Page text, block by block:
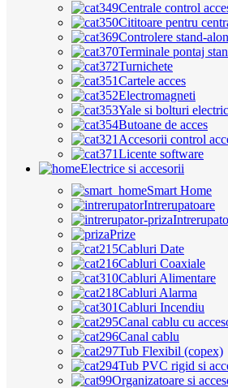
Centrale control
Cititoare pentru
Controlere stand-
Terminale pontaj
Turnichete
Cartele acces
Electromagneti
Yale si bolturi
Butoane de acces
Accesorii control
Licente software
Electrice si accesorii
Smart Home
Intrerupatoare
Prize
Cabluri Date
Cabluri Coaxiale
Cabluri Alimentare
Cabluri Alarma
Cabluri Incendiu
Canal cablu cu
Canal cablu
Tub Flexibil (copex)
Tub PVC rigid si
Organizatoare si